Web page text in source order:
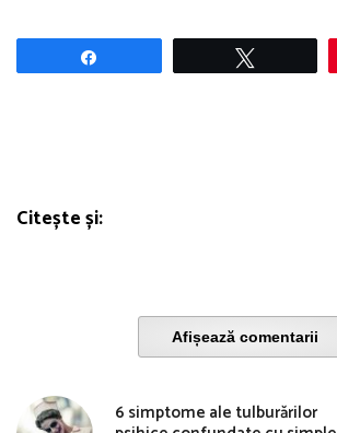
Citește și:
Afișează comentarii
6 simptome ale tulburărilor